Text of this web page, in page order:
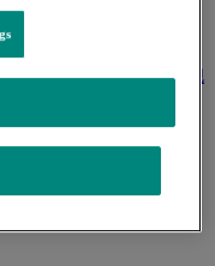
的ホジキンリンパ
性縦隔大細胞型B細胞
）
High固形癌）
High結腸・直腸癌）
High固形癌）